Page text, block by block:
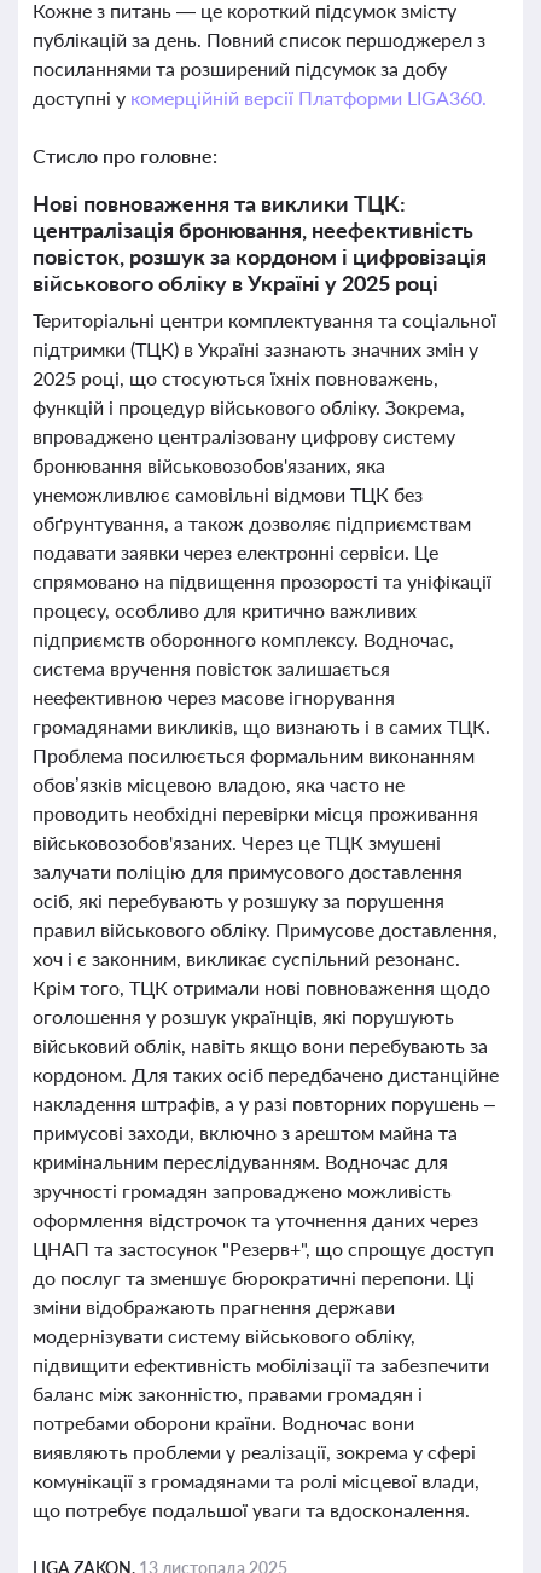
Кожне з питань — це короткий підсумок змісту
публікацій за день. Повний список першоджерел з
посиланнями та розширений підсумок за добу
доступні у комерційній версії Платформи LIGA360.
Стисло про головне:
Нові повноваження та виклики ТЦК:
централізація бронювання, неефективність
повісток, розшук за кордоном і цифровізація
військового обліку в Україні у 2025 році
Територіальні центри комплектування та соціальної
підтримки (ТЦК) в Україні зазнають значних змін у
2025 році, що стосуються їхніх повноважень,
функцій і процедур військового обліку. Зокрема,
впроваджено централізовану цифрову систему
бронювання військовозобов'язаних, яка
унеможливлює самовільні відмови ТЦК без
обґрунтування, а також дозволяє підприємствам
подавати заявки через електронні сервіси. Це
спрямовано на підвищення прозорості та уніфікації
процесу, особливо для критично важливих
підприємств оборонного комплексу. Водночас,
система вручення повісток залишається
неефективною через масове ігнорування
громадянами викликів, що визнають і в самих ТЦК.
Проблема посилюється формальним виконанням
обов’язків місцевою владою, яка часто не
проводить необхідні перевірки місця проживання
військовозобов'язаних. Через це ТЦК змушені
залучати поліцію для примусового доставлення
осіб, які перебувають у розшуку за порушення
правил військового обліку. Примусове доставлення,
хоч і є законним, викликає суспільний резонанс.
Крім того, ТЦК отримали нові повноваження щодо
оголошення у розшук українців, які порушують
військовий облік, навіть якщо вони перебувають за
кордоном. Для таких осіб передбачено дистанційне
накладення штрафів, а у разі повторних порушень –
примусові заходи, включно з арештом майна та
кримінальним переслідуванням. Водночас для
зручності громадян запроваджено можливість
оформлення відстрочок та уточнення даних через
ЦНАП та застосунок "Резерв+", що спрощує доступ
до послуг та зменшує бюрократичні перепони. Ці
зміни відображають прагнення держави
модернізувати систему військового обліку,
підвищити ефективність мобілізації та забезпечити
баланс між законністю, правами громадян і
потребами оборони країни. Водночас вони
виявляють проблеми у реалізації, зокрема у сфері
комунікації з громадянами та ролі місцевої влади,
що потребує подальшої уваги та вдосконалення.
LIGA ZAKON, 13 листопада 2025